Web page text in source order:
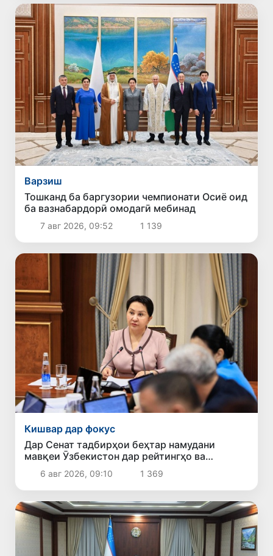
Варзиш
Тошканд ба баргузории чемпионати Осиё оид
ба вазнабардорӣ омодагӣ мебинад
7 авг 2026, 09:52 1 139
Кишвар дар фокус
Дар Сенат тадбирҳои беҳтар намудани
мавқеи Ӯзбекистон дар рейтингҳо ва
индексҳои байналмилалӣ баррасӣ шуданд
6 авг 2026, 09:10 1 369